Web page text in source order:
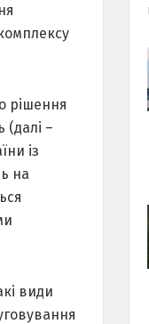
рішення
(далі –
із
на
види